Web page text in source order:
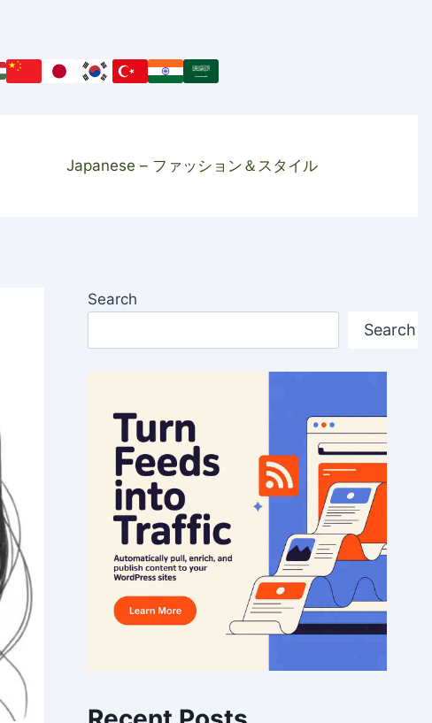
Japanese – ファッション＆スタイル
Search
Search